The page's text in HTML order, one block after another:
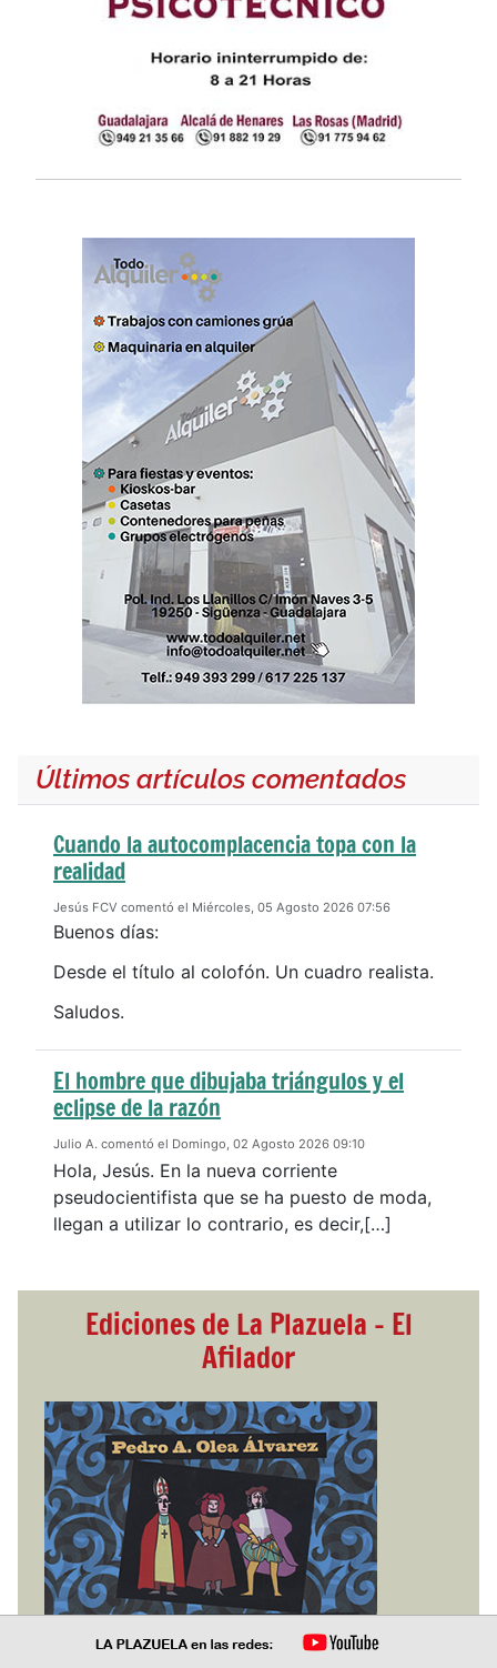
Últimos artículos comentados
Cuando la autocomplacencia topa con la
realidad
Jesús FCV comentó el Miércoles, 05 Agosto 2026 07:56
Buenos días:
Desde el título al colofón. Un cuadro realista.
Saludos.
El hombre que dibujaba triángulos y el
eclipse de la razón
Julio A. comentó el Domingo, 02 Agosto 2026 09:10
Hola, Jesús. En la nueva corriente
pseudocientifista que se ha puesto de moda,
llegan a utilizar lo contrario, es decir,[…]
Ediciones de La Plazuela - El
Afilador